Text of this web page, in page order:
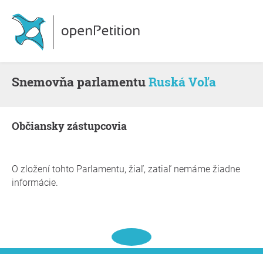
snemovňa parlamentuRuská Voľa
občiansky zástupcovia
O zložení tohto Parlamentu, žiaľ, zatiaľ nemáme žiadne
informácie.